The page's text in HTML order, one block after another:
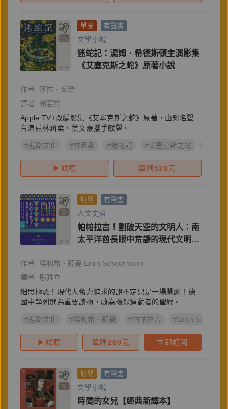
單購 有聲書
文學小說
迷蛇記：湯姆．希德斯頓主演影集
《艾塞克斯之蛇》原著小說
作者
莎拉・派瑞
譯者
聞若婷
Apple TV+改編影集《艾塞克斯之蛇》原著，由知名聲
音演員林涵柔、葉文豪攜手獻聲。
#遍路文化 #林涵柔 #迷蛇記 #艾塞克斯之蛇
試聽 單購520元
訂閱 有聲書
人文史哲
帕帕拉吉！劃破天空的文明人：南
太平洋酋長眼中荒謬的現代文明
作者
埃利希‧薛曼 Erich Scheurmann
譯者
彤雅立
細思極恐！現代人奮力追求的說不定只是一場鬧劇！德
國中學列選為重要讀物，蔚為環保運動者的聖經。
#遍路文化 #埃利希．薛曼 #帕帕拉吉 #Erich
試聽 單購260 元 立即訂閱
訂閱 有聲書
文學小說
時間的女兒【經典新譯本】